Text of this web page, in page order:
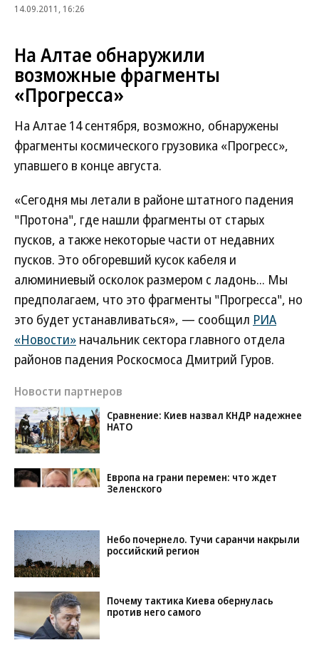
14.09.2011, 16:26
На Алтае обнаружили
возможные фрагменты
«Прогресса»
На Алтае 14 сентября, возможно, обнаружены
фрагменты космического грузовика «Прогресс»,
упавшего в конце августа.
«Сегодня мы летали в районе штатного падения
"Протона", где нашли фрагменты от старых
пусков, а также некоторые части от недавних
пусков. Это обгоревший кусок кабеля и
алюминиевый осколок размером с ладонь... Мы
предполагаем, что это фрагменты "Прогресса", но
это будет устанавливаться», — сообщил РИА
«Новости» начальник сектора главного отдела
районов падения Роскосмоса Дмитрий Гуров.
Новости партнеров
Сравнение: Киев назвал КНДР надежнее
НАТО
Европа на грани перемен: что ждет
Зеленского
Небо почернело. Тучи саранчи накрыли
российский регион
Почему тактика Киева обернулась
против него самого